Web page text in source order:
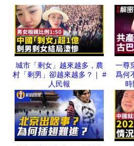
城市「剩女」越來越多，農
村「剩男」卻越來越多？｜ #
人民報
一尊
爲何
時